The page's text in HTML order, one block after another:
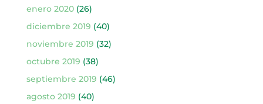
enero 2020(26)
diciembre 2019 (40)
noviembre 2019 (32)
octubre 2019 (38)
septiembre 2019 (46)
agosto 2019 (40)